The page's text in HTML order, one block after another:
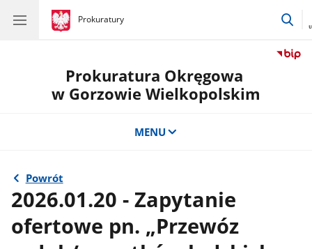
gov.pl
Prokuratury
gov.pl
Prokuratury
Prokuratura Okręgowa
w Gorzowie Wielkopolskim
MENU
Powrót
2026.01.20 - Zapytanie
ofertowe pn. „Przewóz